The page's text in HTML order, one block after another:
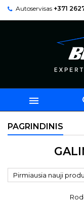
Autoservisas +371

PAGRINDINIS
Pirmiausia nauji